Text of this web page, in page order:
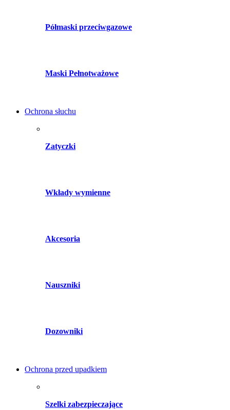
Półmaski przeciwgazowe
Maski Pełnotważowe
Ochrona słuchu
Zatyczki
Wkłady wymienne
Akcesoria
Nauszniki
Dozowniki
Ochrona przed upadkiem
Szelki zabezpieczające